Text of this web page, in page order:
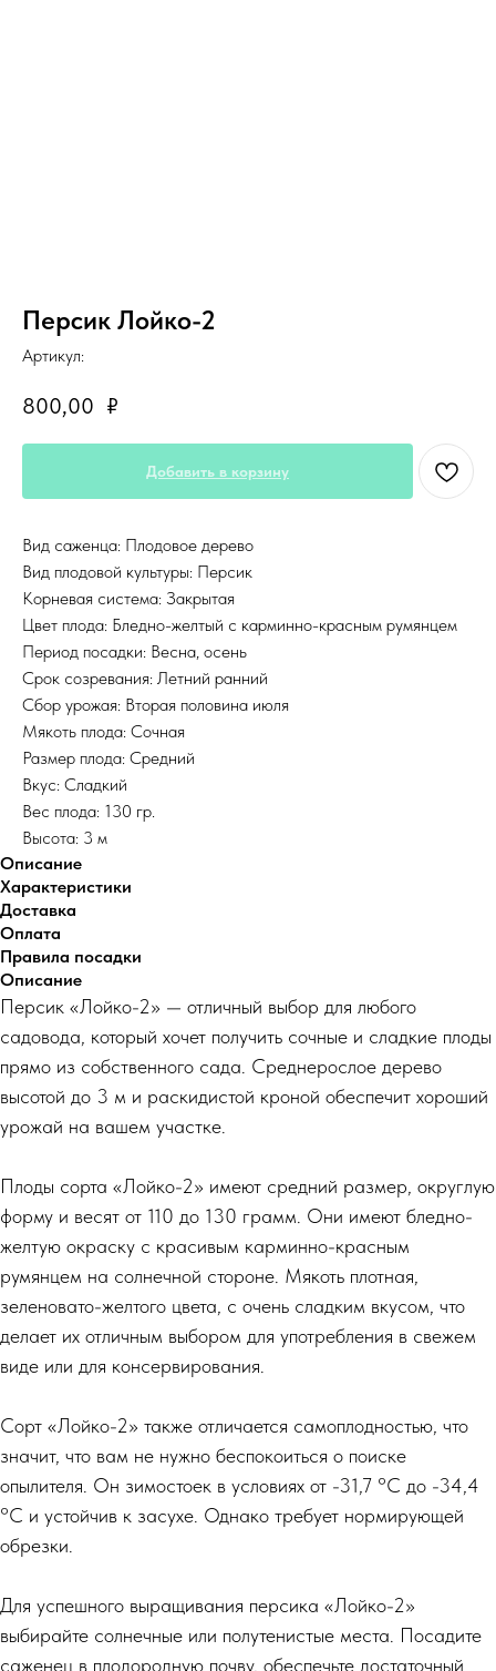
Персик Лойко-2
Артикул:
800,00 ₽
Добавить в корзину
Вид саженца: Плодовое дерево
Вид плодовой культуры: Персик
Корневая система: Закрытая
Цвет плода: Бледно-желтый с карминно-красным румянцем
Период посадки: Весна, осень
Срок созревания: Летний ранний
Сбор урожая: Вторая половина июля
Мякоть плода: Сочная
Размер плода: Средний
Вкус: Сладкий
Вес плода: 130 гр.
Высота: 3 м
Описание
Характеристики
Доставка
Оплата
Правила посадки
Описание
Персик «Лойко-2» — отличный выбор для любого
садовода, который хочет получить сочные и сладкие плоды
прямо из собственного сада. Среднерослое дерево
высотой до 3 м и раскидистой кроной обеспечит хороший
урожай на вашем участке.
Плоды сорта «Лойко-2» имеют средний размер, округлую
форму и весят от 110 до 130 грамм. Они имеют бледно-
желтую окраску с красивым карминно-красным
румянцем на солнечной стороне. Мякоть плотная,
зеленовато-желтого цвета, с очень сладким вкусом, что
делает их отличным выбором для употребления в свежем
виде или для консервирования.
Сорт «Лойко-2» также отличается самоплодностью, что
значит, что вам не нужно беспокоиться о поиске
опылителя. Он зимостоек в условиях от -31,7 °C до -34,4
°C и устойчив к засухе. Однако требует нормирующей
обрезки.
Для успешного выращивания персика «Лойко-2»
выбирайте солнечные или полутенистые места. Посадите
саженец в плодородную почву, обеспечьте достаточный